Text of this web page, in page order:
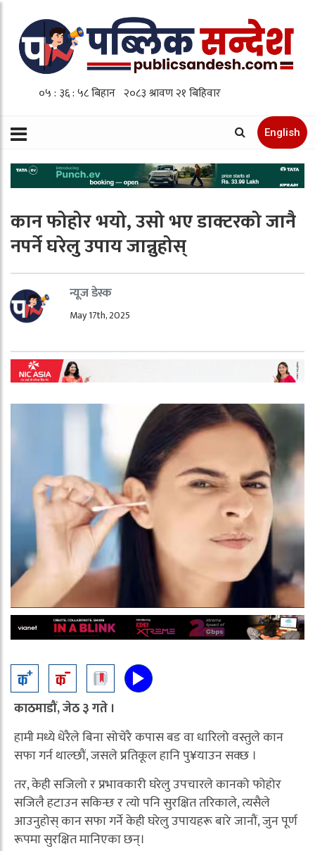
English
कान फोहोर भयो, उसो भए डाक्टरको जानै
नपर्ने घरेलु उपाय जान्नुहोस्
न्यूज डेस्क
May 17th, 2025
काठमाडौं, जेठ ३ गते ।
हामी मध्ये धेरैले बिना सोचेरै कपास बड वा धारिलो वस्तुले कान
सफा गर्न थाल्छौं, जसले प्रतिकूल हानि पु¥याउन सक्छ ।
तर, केही सजिलो र प्रभावकारी घरेलु उपचारले कानको फोहोर
सजिलै हटाउन सकिन्छ र त्यो पनि सुरक्षित तरिकाले, त्यसैले
आउनुहोस् कान सफा गर्ने केही घरेलु उपायहरू बारे जानौं, जुन पूर्ण
रूपमा सुरक्षित मानिएका छन्।